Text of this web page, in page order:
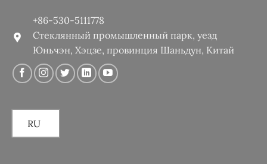
+86-530-5111778
Стеклянный промышленный парк, уезд
Юньчэн, Хэцзе, провинция Шаньдун, Китай
RU